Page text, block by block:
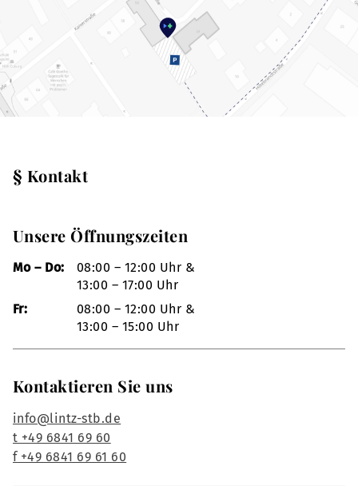
§ Kontakt
Unsere Öffnungszeiten
Mo – Do:
08:00 – 12:00 Uhr &
13:00 – 17:00 Uhr
Fr:
08:00 – 12:00 Uhr &
13:00 – 15:00 Uhr
Kontaktieren Sie uns
info@lintz-stb.de
t +49 6841 69 60
f +49 6841 69 61 60